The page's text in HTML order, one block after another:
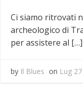
Ci siamo ritrovati
archeologico di
per assistere al […]
by Il Blues on Lug 27